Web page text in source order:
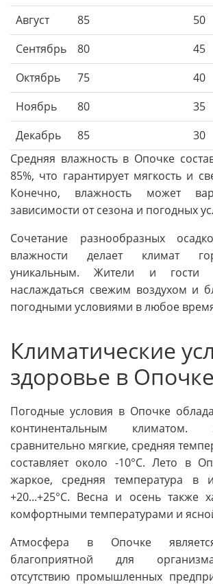
Август
85
50
Сентябрь
80
45
Октябрь
75
40
Ноябрь
80
35
Декабрь
85
30
Средняя влажность в Опочке
85%, что гарантирует мягкость и
Конечно, влажность может
зависимости от сезона и погодных
Сочетание разнообразных
влажности делает климат
уникальным. Жители и гости
наслаждаться свежим воздухом и
погодными условиями в любое
Климатические
здоровье в Опочке
Погодные условия в Опочке
континентальным
сравнительно мягкие, средняя
составляет около -10°C. Лето в
жаркое, средняя температура в
+20...+25°C. Весна и осень также
комфортными температурами и
Атмосфера в Опочке
благоприятной для
отсутствию промышленных